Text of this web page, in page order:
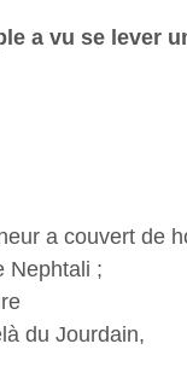
a vu se lever
a couvert de
Nephtali ;
du Jourdain,